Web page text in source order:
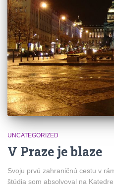
UNCATEGORIZED
V Praze je blaze
Svoju prvú zahraničnú cestu v
štúdia som absolvoval na